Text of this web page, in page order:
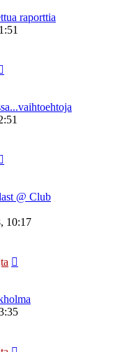
raporttia
@ Club
10:17